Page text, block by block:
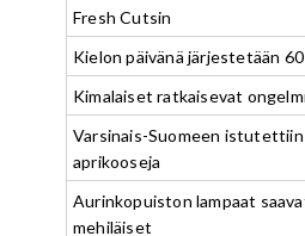
Fresh Cutsin
Kielon päivänä järjestetään
Kimalaiset ratkaisevat
Varsinais-Suomeen
aprikooseja
Aurinkopuiston lampaat
mehiläiset